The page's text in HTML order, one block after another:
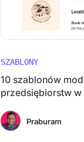
SZABLONY
10 szablonów
przedsiębiorstw w
Praburam